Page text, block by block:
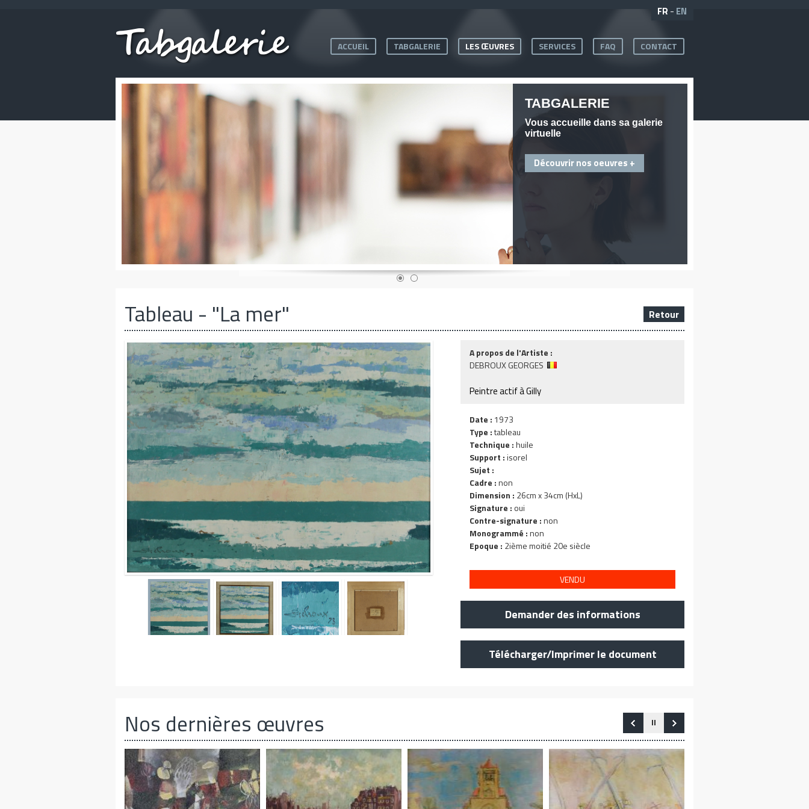
FR - EN
ACCUEIL TABGALERIE LES ŒUVRES SERVICES FAQ CONTACT
PLUS DE 500
et de nombreuses sculptures !
En savoir +
Retour
Tableau - "La mer"
A propos de l'Artiste :
DEBROUX GEORGES
Peintre actif à Gilly
Date : 1973
Type :tableau
Technique :huile
Support :isorel
Sujet :
Cadre :non
Dimension : 26cm x 34cm (HxL)
Signature : oui
Contre-signature :non
Monogrammé :non
Epoque : 2ième moitié 20e siècle
VENDU
Demander des informations
Télécharger/Imprimer le document
Nos dernières œuvres